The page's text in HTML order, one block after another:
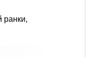
ранки,